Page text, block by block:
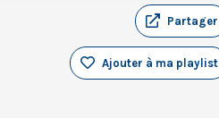
Partager
Ajouter à ma playlist